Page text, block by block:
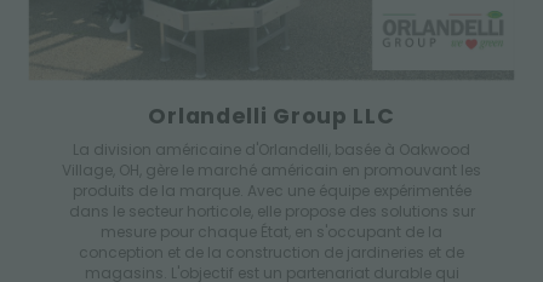
Orlandelli Group LLC
La division américaine d'Orlandelli, basée à Oakwood
Village, OH, gère le marché américain en promouvant les
produits de la marque. Avec une équipe expérimentée
dans le secteur horticole, elle propose des solutions sur
mesure pour chaque État, en s'occupant de la
conception et de la construction de jardineries et de
magasins. L'objectif est un partenariat durable qui